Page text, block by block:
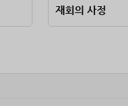
재회의 사정